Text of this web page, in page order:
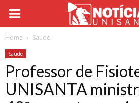
Home Saúde
Saúde
Professor de
UNISANTA